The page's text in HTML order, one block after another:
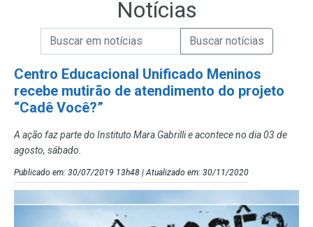
Notícias
Campo de Busca de Notícias
Campo de Busca de informaçõesEnviar a Busca de Notícias
Centro Educacional Unificado Meninos
recebe mutirão de atendimento do projeto
“Cadê Você?”
A ação faz parte do Instituto Mara Gabrilli e acontece no dia 03 de
agosto, sábado.
Publicado em: 30/07/2019 13h48 | Atualizado em: 30/11/2020